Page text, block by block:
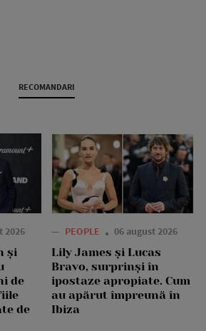
RECOMANDARI
2026
și
de
de
— PEOPLE 06 august 2026
Lily James și Lucas
Bravo, surprinși în
ipostaze apropiate. Cum
au apărut împreună în
Ibiza